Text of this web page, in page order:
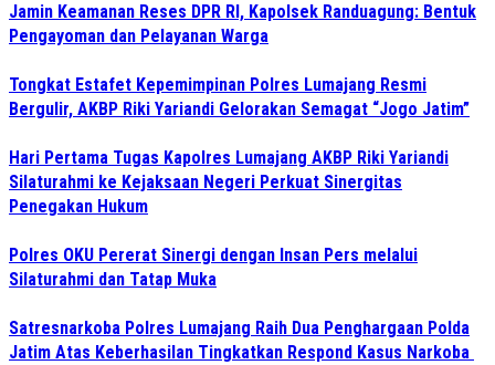
Jamin Keamanan Reses DPR RI, Kapolsek Randuagung: Bentuk
Pengayoman dan Pelayanan Warga
Tongkat Estafet Kepemimpinan Polres Lumajang Resmi
Bergulir, AKBP Riki Yariandi Gelorakan Semagat “Jogo Jatim”
Hari Pertama Tugas Kapolres Lumajang AKBP Riki Yariandi
Silaturahmi ke Kejaksaan Negeri Perkuat Sinergitas
Penegakan Hukum
Polres OKU Pererat Sinergi dengan Insan Pers melalui
Silaturahmi dan Tatap Muka
Satresnarkoba Polres Lumajang Raih Dua Penghargaan Polda
Jatim Atas Keberhasilan Tingkatkan Respond Kasus Narkoba